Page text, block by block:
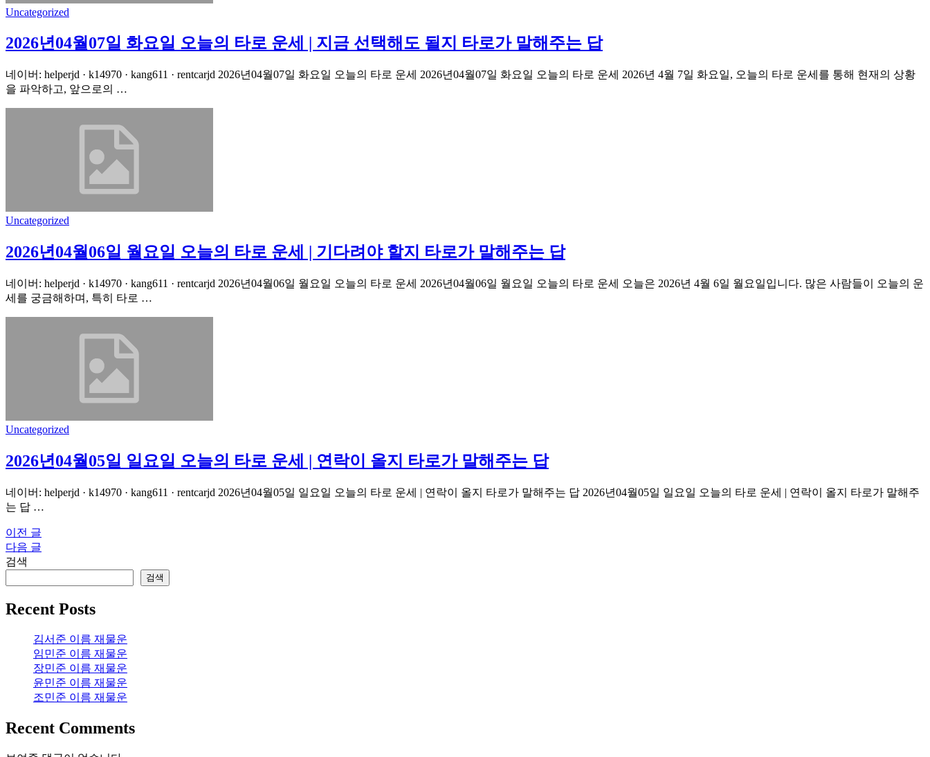
Uncategorized
2026년04월07일 화요일 오늘의 타로 운세 | 지금 선택해도 될지 타로가 말해주는 답
네이버: helperjd · k14970 · kang611 · rentcarjd 2026년04월07일 화요일 오늘의 타로 운세 2026년04월07일 화요일 오늘의 타로 운세 2026년 4월 7일 화요일, 오늘의 타로 운세를 통해 현재의 상황
을 파악하고, 앞으로의 …
Uncategorized
2026년04월06일 월요일 오늘의 타로 운세 | 기다려야 할지 타로가 말해주는 답
네이버: helperjd · k14970 · kang611 · rentcarjd 2026년04월06일 월요일 오늘의 타로 운세 2026년04월06일 월요일 오늘의 타로 운세 오늘은 2026년 4월 6일 월요일입니다. 많은 사람들이 오늘의 운
세를 궁금해하며, 특히 타로 …
Uncategorized
2026년04월05일 일요일 오늘의 타로 운세 | 연락이 올지 타로가 말해주는 답
네이버: helperjd · k14970 · kang611 · rentcarjd 2026년04월05일 일요일 오늘의 타로 운세 | 연락이 올지 타로가 말해주는 답 2026년04월05일 일요일 오늘의 타로 운세 | 연락이 올지 타로가 말해주
는 답 …
글
탐
이전 글
다음 글
검색
검색
Recent Posts
김서준 이름 재물운
임민준 이름 재물운
장민준 이름 재물운
윤민준 이름 재물운
조민준 이름 재물운
Recent Comments